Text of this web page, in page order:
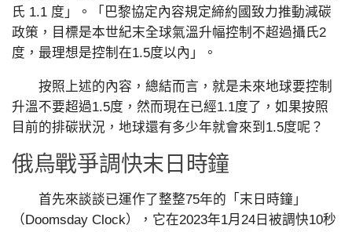
氏 1.1 度」。「巴黎協定內容規定締約國致力推動減碳
政策，目標是本世紀末全球氣溫升幅控制不超過攝氏2
度，最理想是控制在1.5度以內」。
按照上述的內容，總結而言，就是未來地球要控制
升溫不要超過1.5度，然而現在已經1.1度了，如果按照
目前的排碳狀況，地球還有多少年就會來到1.5度呢？
俄烏戰爭調快末日時鐘
首先來談談已運作了整整75年的「末日時鐘」
（Doomsday Clock），它在2023年1月24日被調快10秒